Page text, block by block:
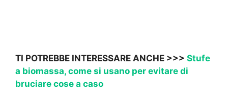
TI POTREBBE INTERESSARE ANCHE >>> Stufe
a biomassa, come si usano per evitare di
bruciare cose a caso